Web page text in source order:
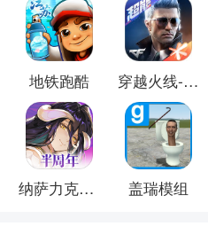
地铁跑酷 穿越火线-枪战王者
纳萨力克之王 盖瑞模组